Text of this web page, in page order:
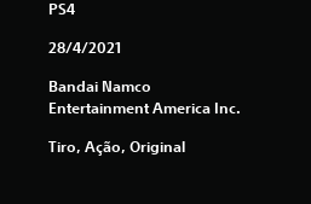
2
PS4
28/4/2021
Bandai Namco
Entertainment America Inc.
Tiro, Ação, Original